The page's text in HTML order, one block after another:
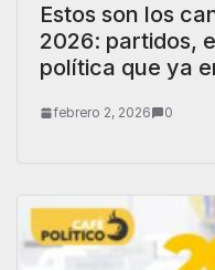
Estos son los
2026: partidos,
política que ya
febrero 2, 2026 0